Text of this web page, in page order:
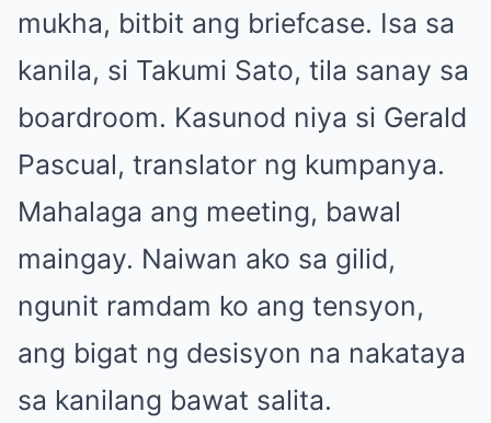
mukha, bitbit ang briefcase. Isa sa
kanila, si Takumi Sato, tila sanay sa
boardroom. Kasunod niya si Gerald
Pascual, translator ng kumpanya.
Mahalaga ang meeting, bawal
maingay. Naiwan ako sa gilid,
ngunit ramdam ko ang tensyon,
ang bigat ng desisyon na nakataya
sa kanilang bawat salita.